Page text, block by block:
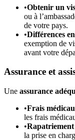
•Obtenir un
ou à
de votre pays.
•Différences
exemption de
avant votre
Assurance et
Une assurance
•Frais
les frais
•Rapatriement
la prise en